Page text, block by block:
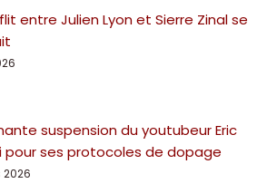
entre Julien Lyon et Sierre Zinal se
suspension du youtubeur Eric
pour ses protocoles de dopage
2026